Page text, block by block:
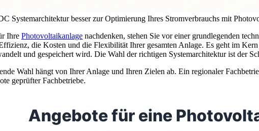
Systemarchitektur besser zur Optimierung Ihres Stromverbrauchs mit
Ihre Photovoltaikanlage nachdenken, stehen Sie vor einer grundlegenden
die Kosten und die Flexibilität Ihrer gesamten Anlage. Es geht im
und gespeichert wird. Die Wahl der richtigen Systemarchitektur ist der
Wahl hängt von Ihrer Anlage und Ihren Zielen ab. Ein regionaler
geprüfter Fachbetriebe.
Angebote für eine